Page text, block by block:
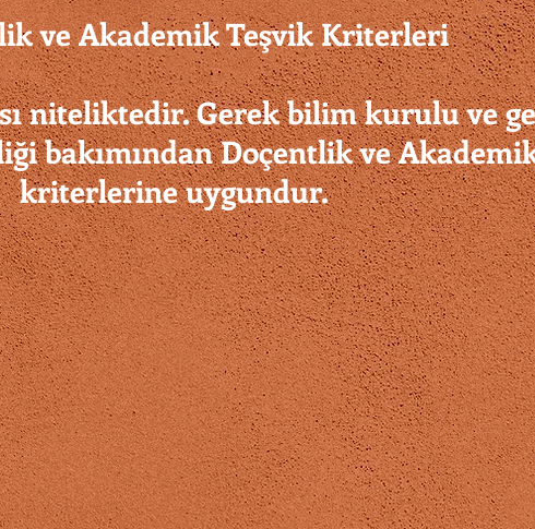
ve Akademik Teşvik Kriterleri
niteliktedir. Gerek bilim kurulu ve
bakımından Doçentlik ve
kriterlerine uygundur.